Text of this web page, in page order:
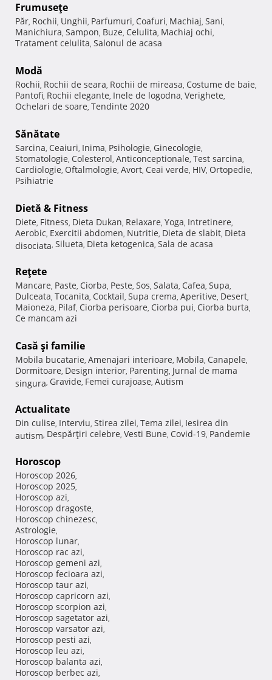
Frumuseţe
Păr, Rochii, Unghii, Parfumuri, Coafuri, Machiaj, Sani,
Manichiura, Sampon, Buze, Celulita, Machiaj ochi,
Tratament celulita, Salonul de acasa
Modă
Rochii, Rochii de seara, Rochii de mireasa, Costume de baie,
Pantofi, Rochii elegante, Inele de logodna, Verighete,
Ochelari de soare, Tendinte 2020
Sănătate
Sarcina, Ceaiuri, Inima, Psihologie, Ginecologie,
Stomatologie, Colesterol, Anticonceptionale, Test sarcina,
Cardiologie, Oftalmologie, Avort, Ceai verde, HIV, Ortopedie,
Psihiatrie
Dietă & Fitness
Diete, Fitness, Dieta Dukan, Relaxare, Yoga, Intretinere,
Aerobic, Exercitii abdomen, Nutritie, Dieta de slabit, Dieta
disociata, Silueta, Dieta ketogenica, Sala de acasa
Reţete
Mancare, Paste, Ciorba, Peste, Sos, Salata, Cafea, Supa,
Dulceata, Tocanita, Cocktail, Supa crema, Aperitive, Desert,
Maioneza, Pilaf, Ciorba perisoare, Ciorba pui, Ciorba burta,
Ce mancam azi
Casă şi familie
Mobila bucatarie, Amenajari interioare, Mobila, Canapele,
Dormitoare, Design interior, Parenting, Jurnal de mama
singura, Gravide, Femei curajoase, Autism
Actualitate
Din culise, Interviu, Stirea zilei, Tema zilei, Iesirea din
autism, Despărţiri celebre, Vesti Bune, Covid-19, Pandemie
Horoscop
Horoscop 2026,
Horoscop 2025,
Horoscop azi,
Horoscop dragoste,
Horoscop chinezesc,
Astrologie,
Horoscop lunar,
Horoscop rac azi,
Horoscop gemeni azi,
Horoscop fecioara azi,
Horoscop taur azi,
Horoscop capricorn azi,
Horoscop scorpion azi,
Horoscop sagetator azi,
Horoscop varsator azi,
Horoscop pesti azi,
Horoscop leu azi,
Horoscop balanta azi,
Horoscop berbec azi,